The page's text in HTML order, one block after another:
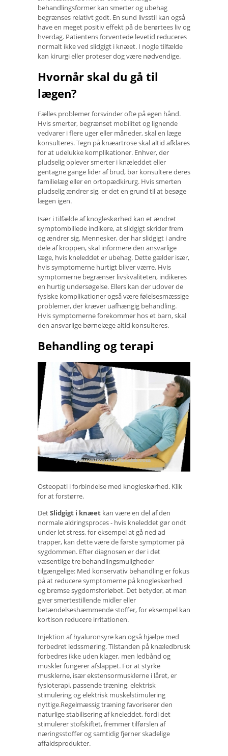
behandlingsformer kan smerter og ubehag
begrænses relativt godt. En sund livsstil kan også
have en meget positiv effekt på de berørtees liv og
hverdag. Patientens forventede levetid reduceres
normalt ikke ved slidgigt i knæet. I nogle tilfælde
kan kirurgi eller proteser dog være nødvendige.
Hvornår skal du gå til
lægen?
Fælles problemer forsvinder ofte på egen hånd.
Hvis smerter, begrænset mobilitet og lignende
vedvarer i flere uger eller måneder, skal en læge
konsulteres. Tegn på knæartrose skal altid afklares
for at udelukke komplikationer. Enhver, der
pludselig oplever smerter i knæleddet eller
gentagne gange lider af brud, bør konsultere deres
familielæg eller en ortopædkirurg. Hvis smerten
pludselig ændrer sig, er det en grund til at besøge
lægen igen.
Især i tilfælde af knogleskørhed kan et ændret
symptombillede indikere, at slidgigt skrider frem
og ændrer sig. Mennesker, der har slidgigt i andre
dele af kroppen, skal informere den ansvarlige
læge, hvis kneleddet er ubehag. Dette gælder især,
hvis symptomerne hurtigt bliver værre. Hvis
symptomerne begrænser livskvaliteten, indikeres
en hurtig undersøgelse. Ellers kan der udover de
fysiske komplikationer også være følelsesmæssige
problemer, der kræver uafhængig behandling.
Hvis symptomerne forekommer hos et barn, skal
den ansvarlige børnelæge altid konsulteres.
Behandling og terapi
Osteopati i forbindelse med knogleskørhed. Klik
for at forstørre.
DetSlidgigt i knæet kan være en del af den
normale aldringsproces - hvis kneleddet gør ondt
under let stress, for eksempel at gå ned ad
trapper, kan dette være de første symptomer på
sygdommen. Efter diagnosen er der i det
væsentlige tre behandlingsmuligheder
tilgængelige: Med konservativ behandling er fokus
på at reducere symptomerne på knogleskørhed
og bremse sygdomsforløbet. Det betyder, at man
giver smertestillende midler eller
betændelseshæmmende stoffer, for eksempel kan
kortison reducere irritationen.
Injektion af hyaluronsyre kan også hjælpe med
forbedret ledssmøring. Tilstanden på knæledbrusk
forbedres ikke uden klager, men ledbånd og
muskler fungerer afslappet. For at styrke
musklerne, især ekstensormusklerne i låret, er
fysioterapi, passende træning, elektrisk
stimulering og elektrisk muskelstimulering
nyttige.Regelmæssig træning favoriserer den
naturlige stabilisering af kneleddet, fordi det
stimulerer stofskiftet, fremmer tilførslen af ​​
næringsstoffer og samtidig fjerner skadelige
affaldsprodukter.